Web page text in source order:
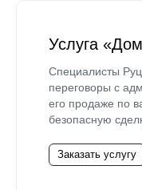
Услуга
Специалисты
переговоры с
его продаже по
безопасную
Заказать услугу